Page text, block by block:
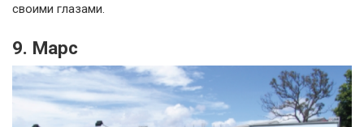
своими глазами.
9. Марс